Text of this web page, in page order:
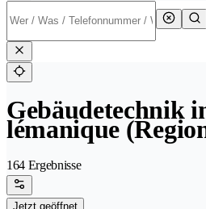
Gebäudetechnik
lémanique
164 Ergebnisse
Jetzt geöffnet